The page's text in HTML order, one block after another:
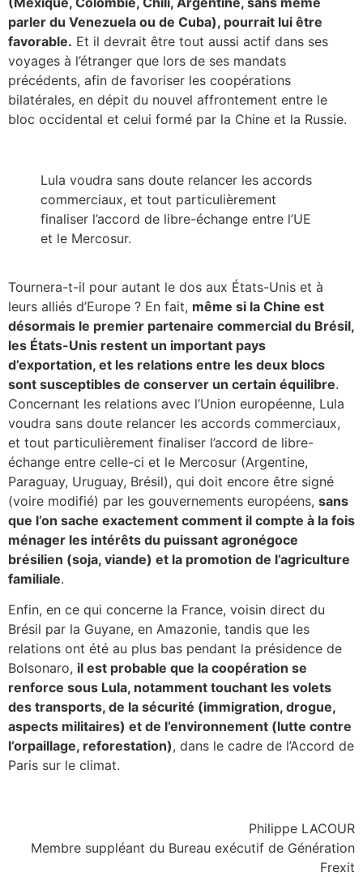
parler du Venezuela ou de Cuba), pourrait lui être
favorable. Et il devrait être tout aussi actif dans ses
voyages à l’étranger que lors de ses mandats
précédents, afin de favoriser les coopérations
bilatérales, en dépit du nouvel affrontement entre le
bloc occidental et celui formé par la Chine et la Russie.
Lula voudra sans doute relancer les accords
commerciaux, et tout particulièrement
finaliser l’accord de libre-échange entre l’UE
et le Mercosur.
Tournera-t-il pour autant le dos aux États-Unis et à
leurs alliés d’Europe ? En fait, même si la Chine est
désormais le premier partenaire commercial du Brésil,
les États-Unis restent un important pays
d’exportation, et les relations entre les deux blocs
sont susceptibles de conserver un certain équilibre.
Concernant les relations avec l’Union européenne, Lula
voudra sans doute relancer les accords commerciaux,
et tout particulièrement finaliser l’accord de libre-
échange entre celle-ci et le Mercosur (Argentine,
Paraguay, Uruguay, Brésil), qui doit encore être signé
(voire modifié) par les gouvernements européens, sans
que l’on sache exactement comment il compte à la fois
ménager les intérêts du puissant agronégoce
brésilien (soja, viande) et la promotion de l’agriculture
familiale.
Enfin, en ce qui concerne la France, voisin direct du
Brésil par la Guyane, en Amazonie, tandis que les
relations ont été au plus bas pendant la présidence de
Bolsonaro, il est probable que la coopération se
renforce sous Lula, notamment touchant les volets
des transports, de la sécurité (immigration, drogue,
aspects militaires) et de l’environnement (lutte contre
l’orpaillage, reforestation), dans le cadre de l’Accord de
Paris sur le climat.
Philippe LACOUR
Membre suppléant du Bureau exécutif de Génération
Frexit